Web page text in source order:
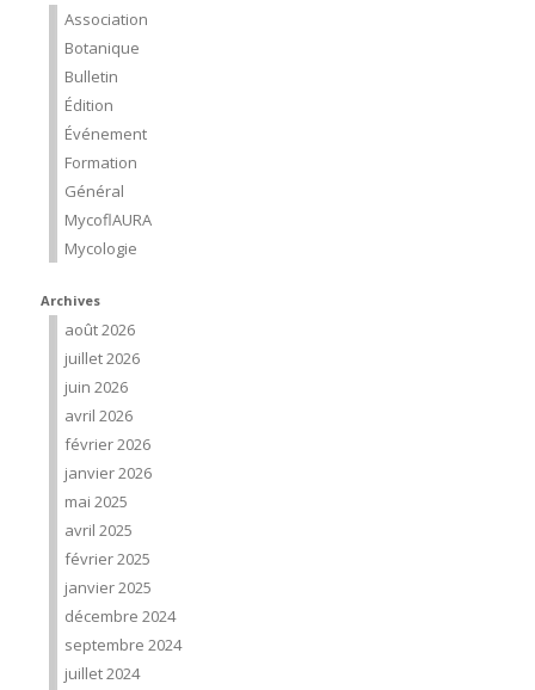
Association
Botanique
Bulletin
Édition
Événement
Formation
Général
MycoflAURA
Mycologie
Archives
août 2026
juillet 2026
juin 2026
avril 2026
février 2026
janvier 2026
mai 2025
avril 2025
février 2025
janvier 2025
décembre 2024
septembre 2024
juillet 2024